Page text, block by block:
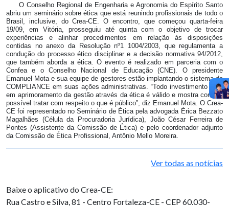
O Conselho Regional de Engenharia e Agronomia do Espírito Santo
abriu um seminário sobre ética que está reunindo profissionais de todo o
Brasil, inclusive, do Crea-CE. O encontro, que começou quarta-feira
19/09, em Vitória, prosseguiu até quinta com o objetivo de trocar
experiências e alinhar procedimentos em relação às disposições
contidas no anexo da Resolução nº1 1004/2003, que regulamenta a
condução do processo ético disciplinar e a decisão normativa 94/2012,
que também aborda a ética. O evento é realizado em parceria com o
Confea e o Conselho Nacional de Educação (CNE). O presidente
Emanuel Mota e sua equipe de gestores estão implantando o sistema de
COMPLIANCE em suas ações administrativas. “Todo investimento feito
em aprimoramento da gestão através da ética é válido e mostra como é
possível tratar com respeito o que é público”, diz Emanuel Mota. O Crea-
CE foi representado no Seminário de Ética pela advogada Érica Bezzato
Magalhães (Célula da Procuradoria Jurídica), João César Ferreira de
Pontes (Assistente da Comissão de Ética) e pelo coordenador adjunto
da Comissão de Ética Profissional, Antônio Mello Moreira.
Ver todas as notícias
Baixe o aplicativo do Crea-CE:
Rua Castro e Silva, 81 - Centro Fortaleza-CE - CEP 60.030-